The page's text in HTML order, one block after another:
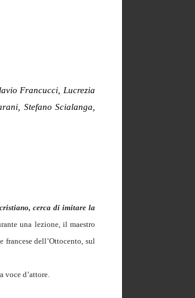
Francucci, Lucrezia
Stefano Scialanga,
cerca di imitare la
una lezione, il maestro
francese dell’Ottocento, sul
voce d’attore.